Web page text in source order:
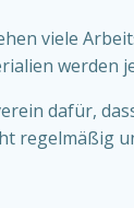
viele
werden
dafür,
regelmäßig